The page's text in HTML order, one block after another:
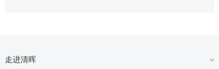
走进清晖